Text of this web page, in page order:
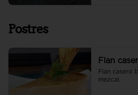
Postres
Flan
Flan casero
mezcal.